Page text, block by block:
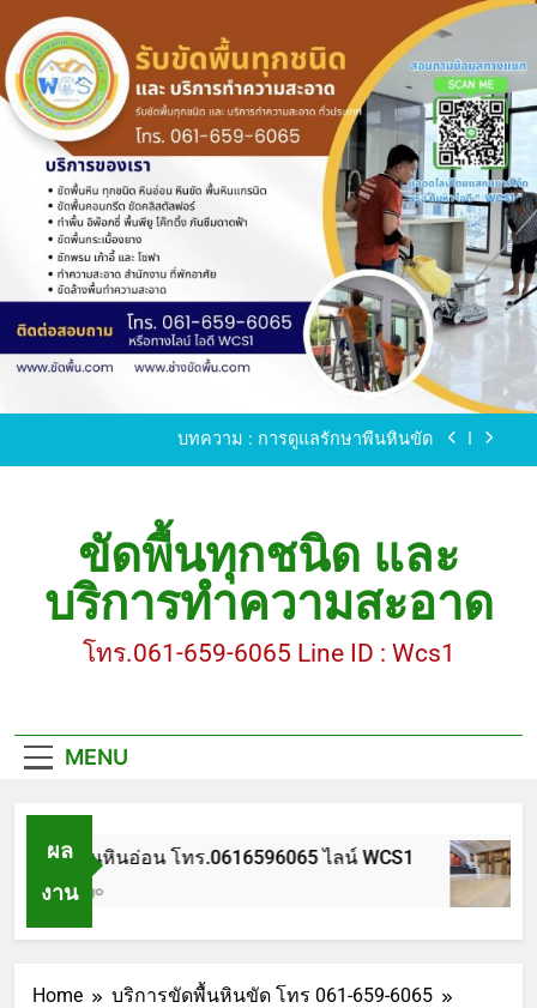
to
content
ขัดพื้นหินขัด อบต.แหลมบัวนครปฐม
ขัดพื้นหินอ่อน โทร.0616596065 ไลน์ WCS1
บทความ : การดูแลรักษาพื้นหินขัด
ขัดพื้นหินขัด อบต.แหลมบัวนครปฐม
ขัดพื้นหินอ่อน โทร.0616596065 ไลน์ WCS1
บทความ : การดูแลรักษาพื้นหินขัด
ขัดพื้นทุกชนิด และ
บริการทำความสะอาด
โทร.061-659-6065 Line ID : Wcs1
MENU
ผล
งาน
ขัดพื้นหินอ่อน โทร.0616596065 ไลน์ WCS1
1 ปี Ago
Home
บริการขัดพื้นหินขัด โทร 061-659-6065